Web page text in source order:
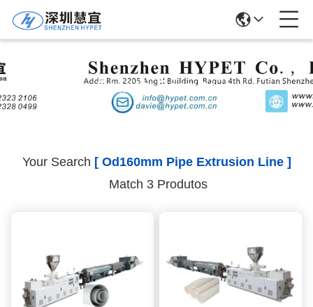
Search Results
Your Search [ Od160mm Pipe Extrusion Line ]
Match 3 Produtos